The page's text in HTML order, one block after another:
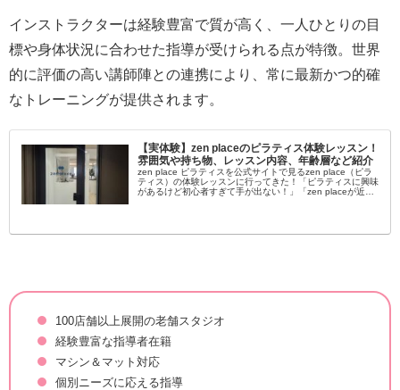
インストラクターは経験豊富で質が高く、一人ひとりの目
標や身体状況に合わせた指導が受けられる点が特徴。世界
的に評価の高い講師陣との連携により、常に最新かつ的確
なトレーニングが提供されます。
【実体験】zen placeのピラティス体験レッスン！
雰囲気や持ち物、レッスン内容、年齢層など紹介
zen place ピラティスを公式サイトで見るzen place（ピラ
ティス）の体験レッスンに行ってきた！「ピラティスに興味
があるけど初心者すぎて手が出ない！」「zen placeが近く
100店舗以上展開の老舗スタジオ
経験豊富な指導者在籍
マシン＆マット対応
個別ニーズに応える指導